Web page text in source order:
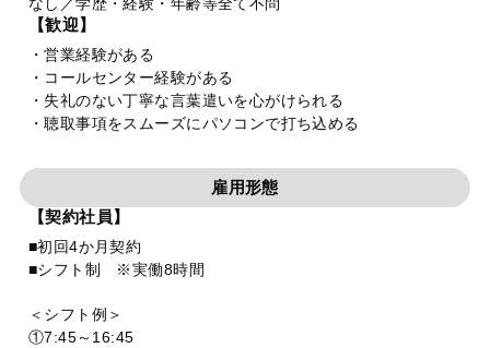
【歓迎】
・営業経験がある
・コールセンター経験がある
・失礼のない丁寧な言葉遣いを心がけられる
・聴取事項をスムーズにパソコンで打ち込める
雇用形態
【契約社員】
■初回4か月契約
■シフト制 ※実働8時間
＜シフト例＞
①7:45～16:45